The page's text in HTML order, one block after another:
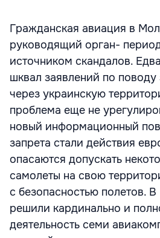
Гражданская авиация в
руководящий орган-
источником скандалов.
шквал заявлений по поводу
через украинскую
проблема еще не
новый информационный
запрета стали действия
опасаются допускать
самолеты на свою
с безопасностью полетов.
решили кардинально и
деятельность семи